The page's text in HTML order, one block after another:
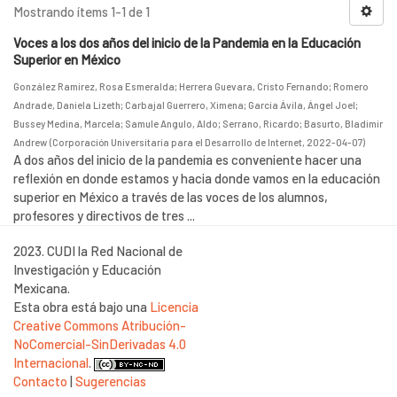
Mostrando ítems 1-1 de 1
Voces a los dos años del inicio de la Pandemia en la Educación
Superior en México
González Ramírez, Rosa Esmeralda; Herrera Guevara, Cristo Fernando; Romero
Andrade, Daniela Lizeth; Carbajal Guerrero, Ximena; García Ávila, Ángel Joel;
Bussey Medina, Marcela; Samule Angulo, Aldo; Serrano, Ricardo; Basurto, Bladimir
Andrew (Corporación Universitaria para el Desarrollo de Internet, 2022-04-07)
A dos años del inicio de la pandemia es conveniente hacer una
reflexión en donde estamos y hacia donde vamos en la educación
superior en México a través de las voces de los alumnos,
profesores y directivos de tres ...
2023. CUDI la Red Nacional de
Investigación y Educación
Mexicana.
Esta obra está bajo una Licencia
Creative Commons Atribución-
NoComercial-SinDerivadas 4.0
Internacional.
Contacto |Sugerencias